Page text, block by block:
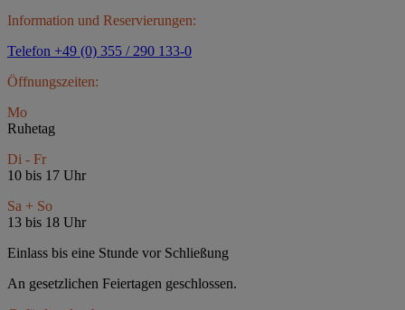
Information und Reservierungen:
Telefon +49 (0) 355 / 290 133-0
Öffnungszeiten:
Mo
Ruhetag
Di - Fr
10 bis 17 Uhr
Sa + So
13 bis 18 Uhr
Einlass bis eine Stunde vor Schließung
An gesetzlichen Feiertagen geschlossen.